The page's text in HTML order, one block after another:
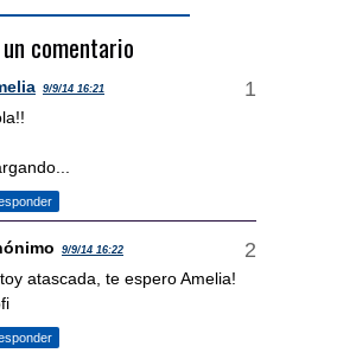
comentario
9/9/14 16:21
9/9/14 16:22
atascada, te espero Amelia!